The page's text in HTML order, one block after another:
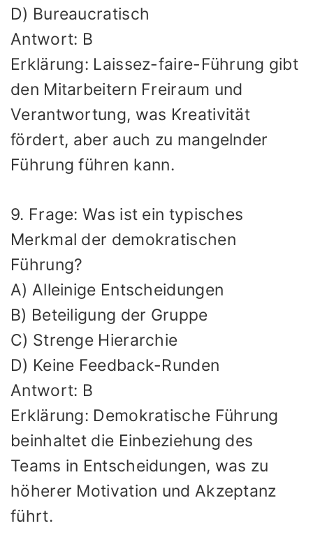
D) Bureaucratisch
Antwort: B
Erklärung: Laissez-faire-Führung gibt
den Mitarbeitern Freiraum und
Verantwortung, was Kreativität
fördert, aber auch zu mangelnder
Führung führen kann.
9. Frage: Was ist ein typisches
Merkmal der demokratischen
Führung?
A) Alleinige Entscheidungen
B) Beteiligung der Gruppe
C) Strenge Hierarchie
D) Keine Feedback-Runden
Antwort: B
Erklärung: Demokratische Führung
beinhaltet die Einbeziehung des
Teams in Entscheidungen, was zu
höherer Motivation und Akzeptanz
führt.